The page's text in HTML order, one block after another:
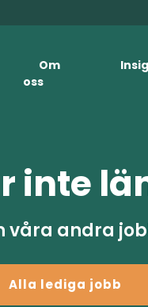
Om
oss
inte
våra andra
Alla lediga jobb